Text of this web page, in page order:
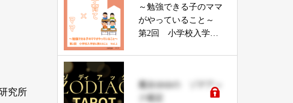
究所
～勉強できる子のママ
がやっていること～
第2回 小学校入学前
魔女ゆゆの ゾデアッ
ク鑑定